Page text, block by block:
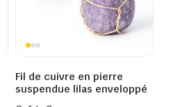
Fil de cuivre en pierre
suspendue lilas enveloppé